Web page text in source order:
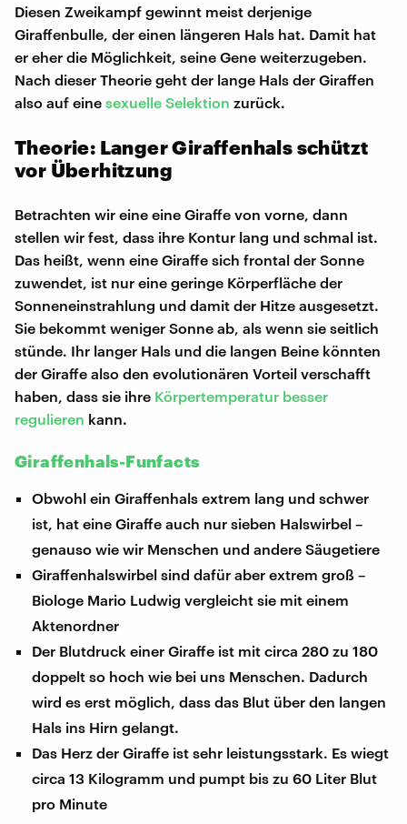
Diesen Zweikampf gewinnt meist derjenige
Giraffenbulle, der einen längeren Hals hat. Damit hat
er eher die Möglichkeit, seine Gene weiterzugeben.
Nach dieser Theorie geht der lange Hals der Giraffen
also auf eine sexuelle Selektion zurück.
Theorie: Langer Giraffenhals schützt
vor Überhitzung
Betrachten wir eine eine Giraffe von vorne, dann
stellen wir fest, dass ihre Kontur lang und schmal ist.
Das heißt, wenn eine Giraffe sich frontal der Sonne
zuwendet, ist nur eine geringe Körperfläche der
Sonneneinstrahlung und damit der Hitze ausgesetzt.
Sie bekommt weniger Sonne ab, als wenn sie seitlich
stünde. Ihr langer Hals und die langen Beine könnten
der Giraffe also den evolutionären Vorteil verschafft
haben, dass sie ihre Körpertemperatur besser
regulieren kann.
Giraffenhals-Funfacts
Obwohl ein Giraffenhals extrem lang und schwer
ist, hat eine Giraffe auch nur sieben Halswirbel –
genauso wie wir Menschen und andere Säugetiere
Giraffenhalswirbel sind dafür aber extrem groß –
Biologe Mario Ludwig vergleicht sie mit einem
Aktenordner
Der Blutdruck einer Giraffe ist mit circa 280 zu 180
doppelt so hoch wie bei uns Menschen. Dadurch
wird es erst möglich, dass das Blut über den langen
Hals ins Hirn gelangt.
Das Herz der Giraffe ist sehr leistungsstark. Es wiegt
circa 13 Kilogramm und pumpt bis zu 60 Liter Blut
pro Minute